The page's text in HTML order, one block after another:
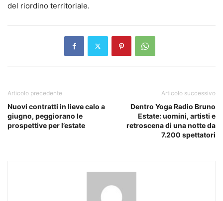
del riordino territoriale.
Articolo precedente
Nuovi contratti in lieve calo a
giugno, peggiorano le
prospettive per l’estate
Articolo successivo
Dentro Yoga Radio Bruno
Estate: uomini, artisti e
retroscena di una notte da
7.200 spettatori